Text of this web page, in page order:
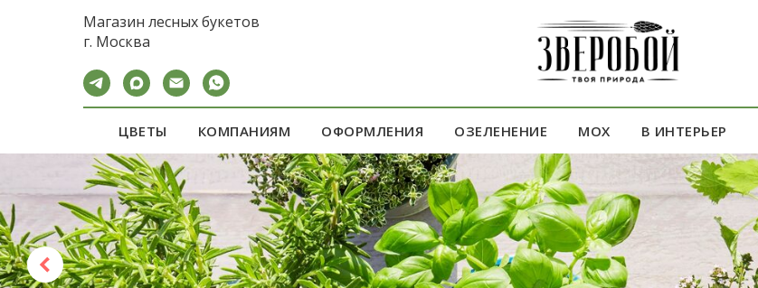
Магазин лесных букетов
г. Москва
ЦВЕТЫ КОМПАНИЯМ ОФОРМЛЕНИЯ ОЗЕЛЕНЕНИЕ МОХ В ИНТЕРЬЕР